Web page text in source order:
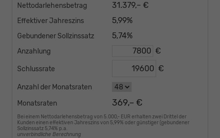
Nettodarlehensbetrag 31.379,– €
Effektiver Jahreszins 5,99%
Gebundener Sollzinssatz 5,74%
Anzahlung €
Schlussrate €
Anzahl der Monatsraten
Monatsraten
369,– €
Bei einem Nettodarlehensbetrag von 5.000,- EUR erhalten zwei Drittel der
Kunden einen effektiven Jahreszins von 5,99% oder günstiger (gebundener
Sollzinssatz 5,74% p.a.
unverbindliche Berechnung